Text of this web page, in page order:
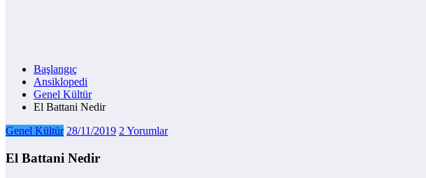
Başlangıç
Ansiklopedi
Genel Kültür
El Battani Nedir
Genel Kültür 28/11/2019 2 Yorumlar
El Battani Nedir